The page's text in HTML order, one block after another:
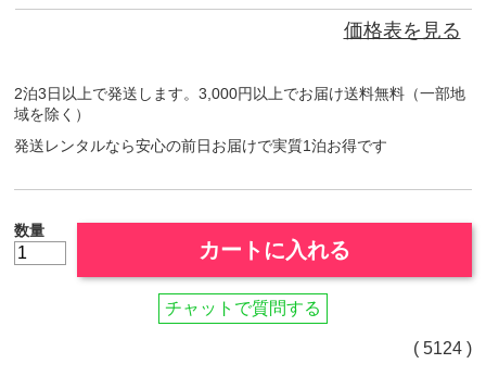
価格表を見る
2泊3日以上で発送します。3,000円以上でお届け送料無料（一部地
域を除く）
発送レンタルなら安心の前日お届けで実質1泊お得です
数量
カートに入れる
チャットで質問する
( 5124 )